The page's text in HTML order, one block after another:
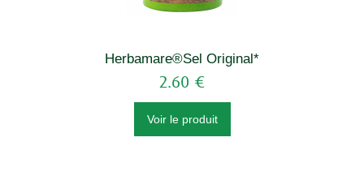
Herbamare®Sel Original*
2.60 €
Voir le produit